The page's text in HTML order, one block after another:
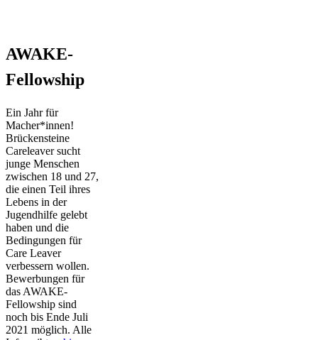
AWAKE-
Fellowship
Ein Jahr für
Macher*innen!
Brückensteine
Careleaver sucht
junge Menschen
zwischen 18 und 27,
die einen Teil ihres
Lebens in der
Jugendhilfe gelebt
haben und die
Bedingungen für
Care Leaver
verbessern wollen.
Bewerbungen für
das AWAKE-
Fellowship sind
noch bis Ende Juli
2021 möglich. Alle